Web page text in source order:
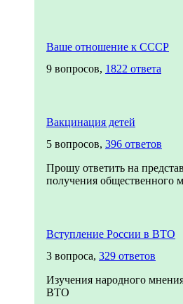
Ваше отношение к СССР
9 вопросов, 1822 ответа
Вакцинация детей
5 вопросов, 396 ответов
Прошу ответить на
получения общественного
Вступление России в ВТО
3 вопроса, 329 ответов
Изучения народного
ВТО